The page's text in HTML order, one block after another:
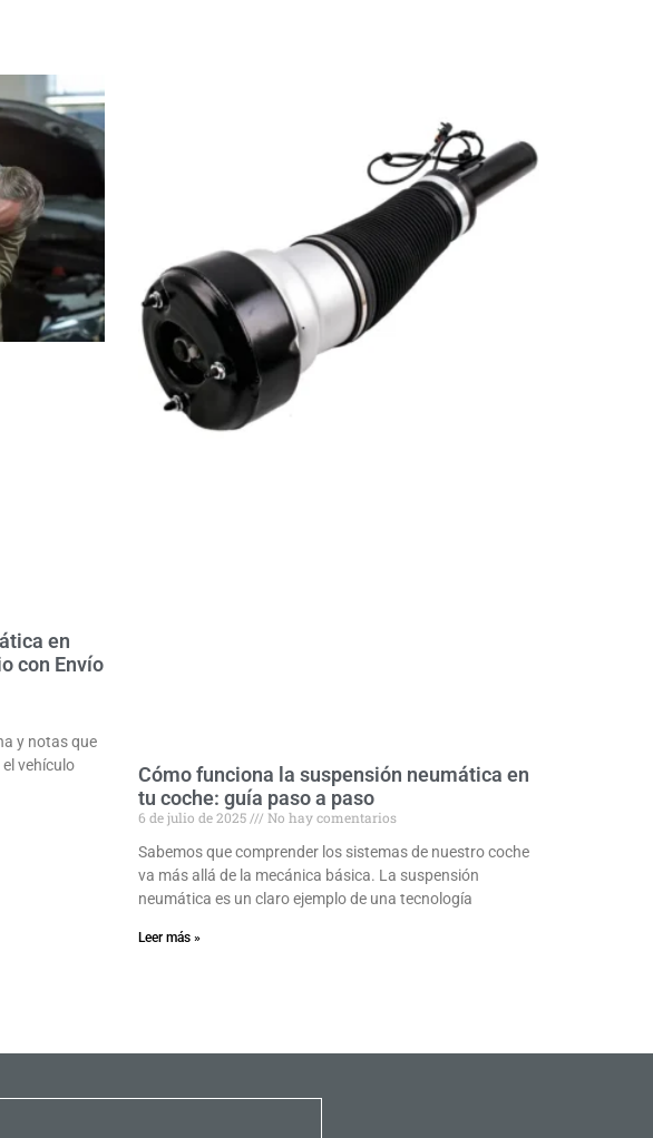
en
con Envío
y notas que
vehículo
Cómo funciona la suspensión neumática en
tu coche: guía paso a paso
6 de julio de 2025
No hay comentarios
Sabemos que comprender los sistemas de nuestro coche
va más allá de la mecánica básica. La suspensión
neumática es un claro ejemplo de una tecnología
Leer más »